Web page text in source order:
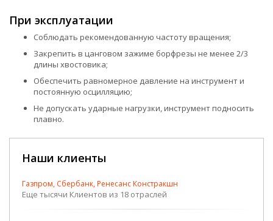
При эксплуатации
Соблюдать рекомендованную частоту вращения;
Закрепить в цанговом зажиме борфрезы не менее 2/3
длины хвостовика;
Обеспечить равномерное давление на инструмент и
постоянную осцилляцию;
Не допускать ударные нагрузки, инструмент подносить
плавно.
Наши клиенты
Газпром, Сбербанк, Ренесанс Констракшн
Еще тысячи Клиентов из 18 отраслей